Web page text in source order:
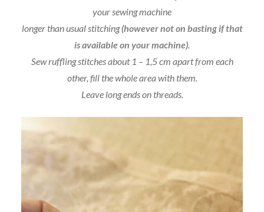
your sewing machine
longer than usual stitching(however not on basting if that
is available on your machine).
Sew ruffling stitches about 1 – 1,5 cm apart from each
other, fill the whole area with them.
Leave long ends on threads.